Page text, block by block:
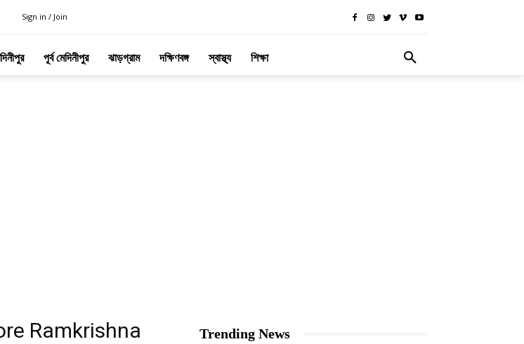
Sign in / Join
পূর্ব মেদিনীপুর ঝাড়গ্রাম দক্ষিণবঙ্গ স্বাস্থ্য শিক্ষা
Ramkrishna
Trending News